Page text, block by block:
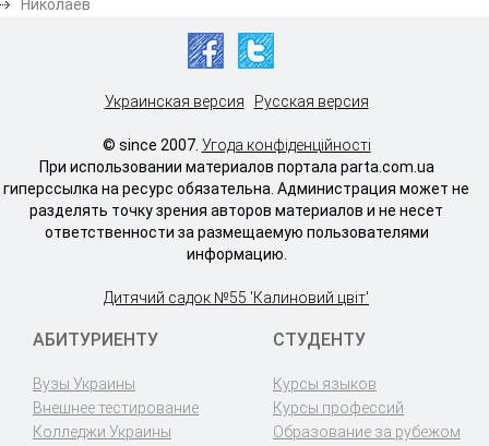
Николаев
Украинская версия Русская версия
© since 2007. Угода конфіденційності
При использовании материалов портала parta.com.ua
гиперссылка на ресурс обязательна. Администрация может не
разделять точку зрения авторов материалов и не несет
ответственности за размещаемую пользователями
информацию.
Дитячий садок №55 'Калиновий цвіт'
АБИТУРИЕНТУ
Вузы Украины
Внешнее тестирование
Колледжи Украины
СТУДЕНТУ
Курсы языков
Курсы профессий
Образование за рубежом